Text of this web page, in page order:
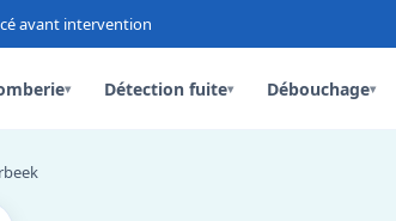
avant intervention
▾ Détection fuite▾ Débouchage▾